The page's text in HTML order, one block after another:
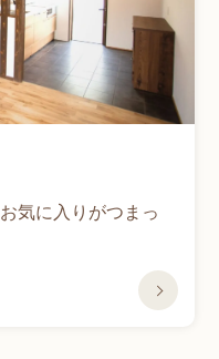
気に入りがつまっ